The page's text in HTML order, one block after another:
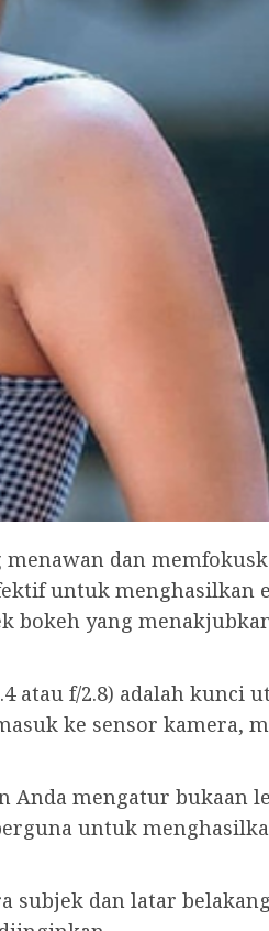
dan
untuk menghasilkan
bokeh yang
atau f/2.8) adalah kunci
ke sensor kamera,
mengatur bukaan
untuk
subjek dan latar